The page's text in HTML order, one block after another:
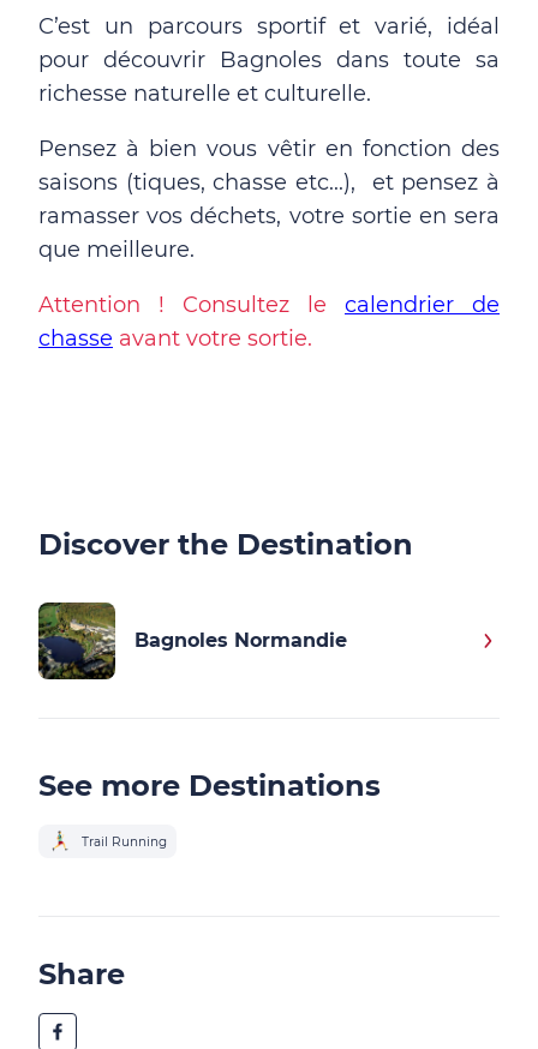
C’est un parcours sportif et varié, idéal
pour découvrir Bagnoles dans toute sa
richesse naturelle et culturelle.
Pensez à bien vous vêtir en fonction des
saisons (tiques, chasse etc...), et pensez à
ramasser vos déchets, votre sortie en sera
que meilleure.
Attention ! Consultez le calendrier de
chasse avant votre sortie.
Discover the Destination
Bagnoles Normandie
See more Destinations
Trail Running
Share